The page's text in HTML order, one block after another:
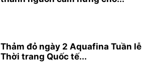
Thảm đỏ ngày 2 Aquafina Tuần lễ
Thời trang Quốc tế...